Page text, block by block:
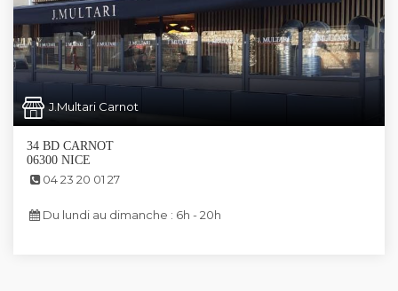
J.Multari Carnot
34 BD CARNOT
06300 NICE
04 23 20 01 27
Du lundi au dimanche : 6h - 20h